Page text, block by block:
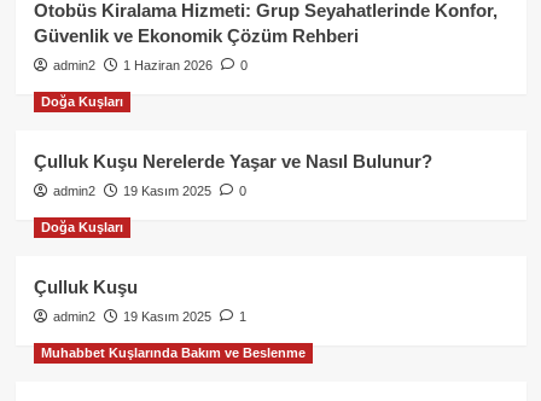
Otobüs Kiralama Hizmeti: Grup Seyahatlerinde Konfor,
Güvenlik ve Ekonomik Çözüm Rehberi
admin2 1 Haziran 2026 0
Doğa Kuşları
Çulluk Kuşu Nerelerde Yaşar ve Nasıl Bulunur?
admin2 19 Kasım 2025 0
Doğa Kuşları
Çulluk Kuşu
admin2 19 Kasım 2025 1
Muhabbet Kuşlarında Bakım ve Beslenme